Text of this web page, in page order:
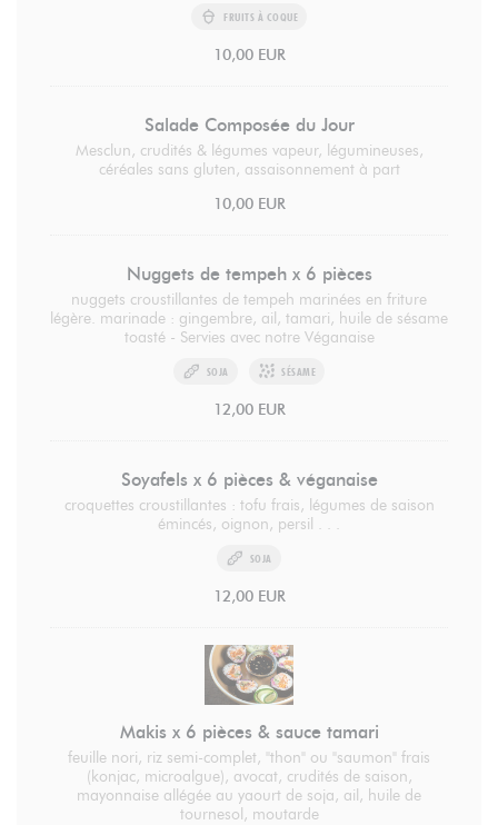
FRUITS À COQUE
10,00 EUR
Salade Composée du Jour
Mesclun, crudités & légumes vapeur, légumineuses,
céréales sans gluten, assaisonnement à part
10,00 EUR
Nuggets de tempeh x 6 pièces
nuggets croustillantes de tempeh marinées en friture
légère. marinade : gingembre, ail, tamari, huile de sésame
toasté - Servies avec notre Véganaise
SOJA SÉSAME
12,00 EUR
Soyafels x 6 pièces & véganaise
croquettes croustillantes : tofu frais, légumes de saison
émincés, oignon, persil . . .
SOJA
12,00 EUR
Makis x 6 pièces & sauce tamari
feuille nori, riz semi-complet, "thon" ou "saumon" frais
(konjac, microalgue), avocat, crudités de saison,
mayonnaise allégée au yaourt de soja, ail, huile de
tournesol, moutarde